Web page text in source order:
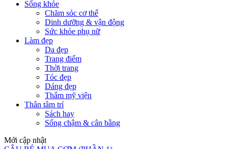
Sống khỏe
Chăm sóc cơ thể
Dinh dưỡng & vận động
Sức khỏe phụ nữ
Làm đẹp
Da đẹp
Trang điểm
Thời trang
Tóc đẹp
Dáng đẹp
Thẩm mỹ viện
Thân tâm trí
Sách hay
Sống chậm & cân bằng
Mới cập nhật